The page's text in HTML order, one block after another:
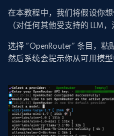
在本教程中，我们将假设你
（对任何其他受支持的 LLM，
选择 “OpenRouter” 条目，粘
然后系统会提示你从可用模型